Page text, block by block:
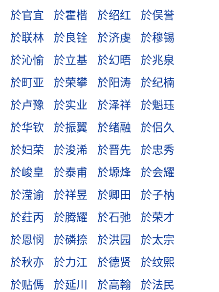
於官宜
於霍楷 於绍红
於俣誉
於联林
於良铨 於济虔
於穆锡
於沁愉
於立基 於幻晤
於兆泉
於町亚
於荣攀 於阳涛
於纪楠
於卢豫
於实业 於泽祥
於魁珏
於华钦
於振翼 於绪融
於侣久
於妇荣
於浚浠 於晋先
於忠秀
於峻皇
於泰甫 於塬烽
於会耀
於滢谕
於祥昱 於卿田
於子枘
於荭丙
於腾耀 於石弛
於荣才
於恩悯
於磷捺 於洪园
於太宗
於秋亦
於力江 於德贤
於纹熙
於贴傌
於延川 於高翰
於法民